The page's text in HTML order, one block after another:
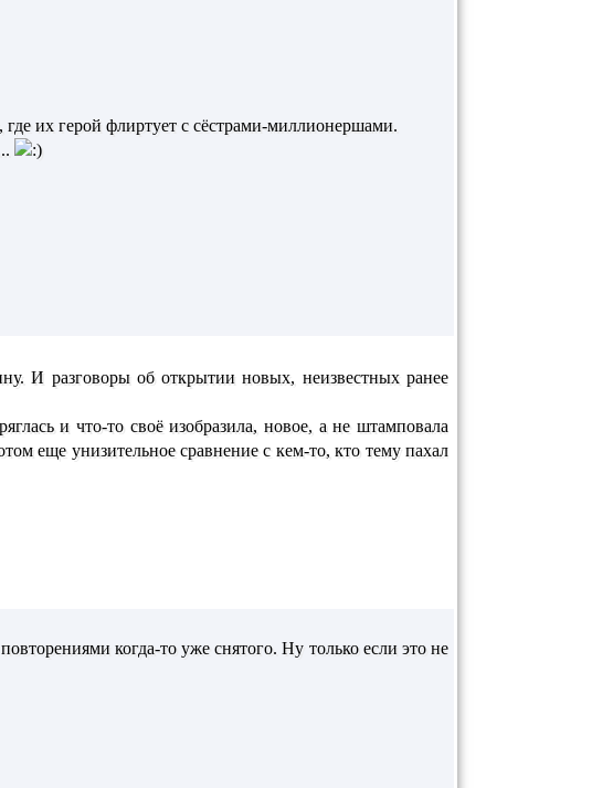
их герой флиртует с сёстрами-миллионершами.
И разговоры об открытии новых, неизвестных ранее
и что-то своё изобразила, новое, а не штамповала
еще унизительное сравнение с кем-то, кто тему пахал
когда-то уже снятого. Ну только если это не